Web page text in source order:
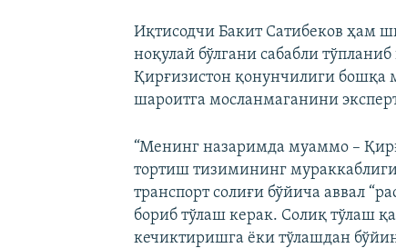
Иқтисодчи Бакит Сатибеков ҳам
ноқулай бўлгани сабабли
Қирғизистон қонунчилиги бошқа
шароитга мосланмаганини
“Менинг назаримда муаммо –
тортиш тизимининг
транспорт солиғи бўйича аввал
бориб тўлаш керак. Солиқ тўлаш
кечиктиришга ёки тўлашдан